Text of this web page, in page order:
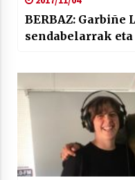
BERBAZ: Garbiñe
sendabelarrak